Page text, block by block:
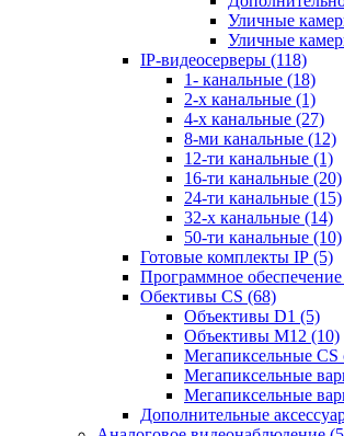
Уличные
Уличные
IP-видеосерверы (118)
1- канальные (18)
2-х канальные (1)
4-х канальные (27)
8-ми канальные (12)
12-ти канальные (1)
16-ти канальные (20)
24-ти канальные (15)
32-х канальные (14)
50-ти канальные (10)
Готовые комплекты IP (5)
Программное обеспечение
Обективы CS (68)
Объективы D1 (5)
Объективы M12 (10)
Мегапиксельные
Мегапиксельные
Мегапиксельные
Дополнительные